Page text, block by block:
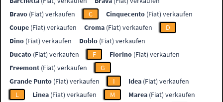
Bravo (Fiat) verkaufen C Cinquecento (Fiat) verkaufen
Coupe (Fiat) verkaufen Croma (Fiat) verkaufen
D
Dino (Fiat) verkaufen Doblo (Fiat) verkaufen
Ducato (Fiat) verkaufen F Fiorino (Fiat) verkaufen
Freemont (Fiat) verkaufen
G
Grande Punto (Fiat) verkaufen I Idea (Fiat) verkaufen
L
Linea (Fiat) verkaufen M Marea (Fiat) verkaufen